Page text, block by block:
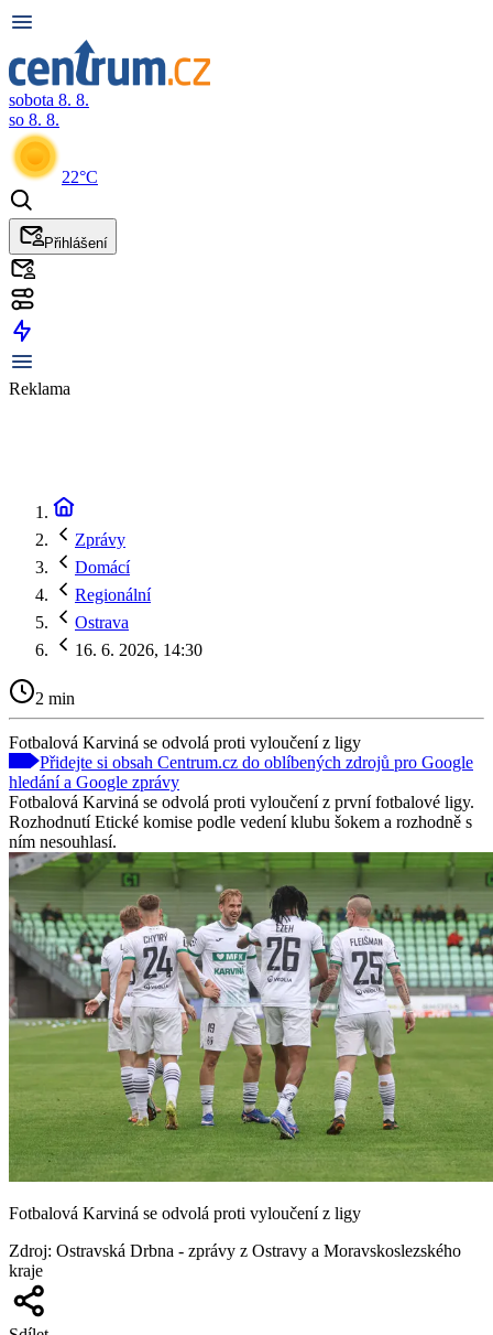
sobota 8. 8.
so 8. 8.
22°C
Přihlášení
Reklama
Zprávy
Domácí
Regionální
Ostrava
16. 6. 2026, 14:30
2 min
Fotbalová Karviná se odvolá proti vyloučení z ligy
Přidejte si obsah Centrum.cz do oblíbených zdrojů pro Google
hledání a Google zprávy
Fotbalová Karviná se odvolá proti vyloučení z první fotbalové ligy.
Rozhodnutí Etické komise podle vedení klubu šokem a rozhodně s
ním nesouhlasí.
Fotbalová Karviná se odvolá proti vyloučení z ligy
Zdroj: Ostravská Drbna - zprávy z Ostravy a Moravskoslezského
kraje